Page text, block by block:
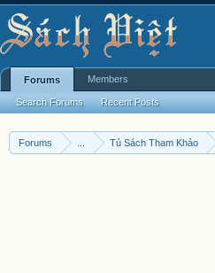
Forums Tủ Sách Tham Khảo
Forums
Search Forums Recent Posts
Members